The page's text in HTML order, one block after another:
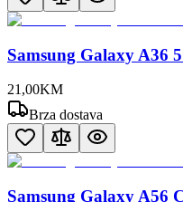
Samsung Galaxy A36
21,00KM
Brza dostava
Samsung Galaxy A56